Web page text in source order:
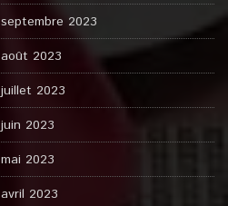
septembre 2023
août 2023
juillet 2023
juin 2023
mai 2023
avril 2023